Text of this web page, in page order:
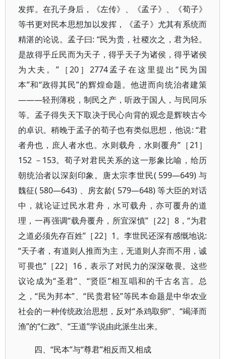
发挥。在孔子身后，《左传》、《孟子》、《荀子》
等书更对民本思想加以发挥，《孟子》尤其有系统而
精湛的论说。孟子曰: “民为贵，社稷次之，君为轻。
是故得乎丘民而为天子，得乎天子为诸侯，得乎诸侯
为大夫。”［20］2774孟子在这里提出“民为国
本”和“政得其民”的辉煌命题。他进而向统治者建策
———轻刑薄税，制民之产，听政于国人，与民同乐
等。孟子得失天下取决于民心向背的观念是辉映古今
的卓识。稍晚于孟子的荀子也有类似思想，他说: “君
者舟也，庶人者水也。水则载舟，水则覆舟”［21］
152 －153。荀子对君民关系的这一形象比喻，给历
朝统治者以深刻印象。唐太宗李世民( 599—649) 与
魏征( 580—643) 、房玄龄( 579—648) 等大臣的对话
中，就论证过民水君舟，水可载舟，亦可覆舟的道
理，一再强调“载舟覆舟，所宜深慎”［22］8，“为君
之道必须先存百姓”［22］1。李世民还深有感慨地说:
“天子者，有道则人推而为主，无道则人弃而不用，诚
可畏也”［22］16，表示了对民力的深深敬畏。这些
议论成为“圣君”、“贤臣”相互唱和的千古名言。总
之，“民为邦本”、“民贵君轻”等民本命题是中华农业
社会的一种传统政治思想，反对“杀鸡取卵”、“竭泽而
渔”的“仁政”、“王道”学说由此派生出来。
四、“民本”与“尊君”相反而又相成